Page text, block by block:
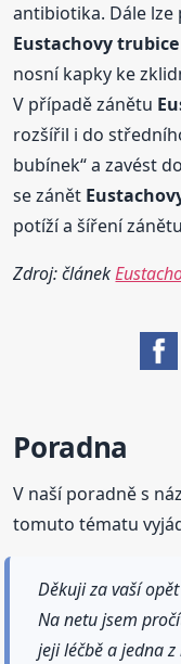
antibiotika. Dále
Eustachovy trubice
nosní kapky ke
V případě zánětu
rozšířil i do
bubínek“ a zavést
se zánět
potíží a šíření
Zdroj: článek
Poradna
V naší poradně s
tomuto tématu
Děkuji za vaší
Na netu jsem
jeji léčbě a jedna